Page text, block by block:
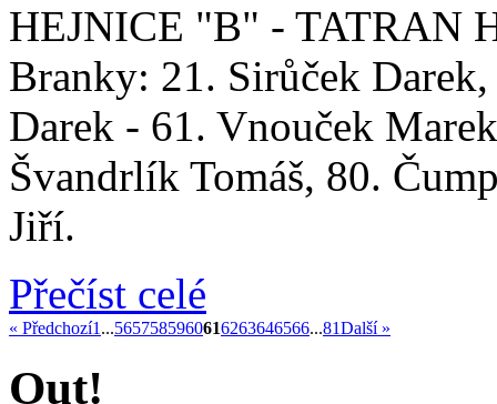
HEJNICE "B" - TATRAN
Branky: 21. Sirůček
Darek - 61. Vnouček
Švandrlík Tomáš, 80.
Jiří.
Přečíst celé
« Předchozí1 ...5657585960616263646566...81Další »
Out!